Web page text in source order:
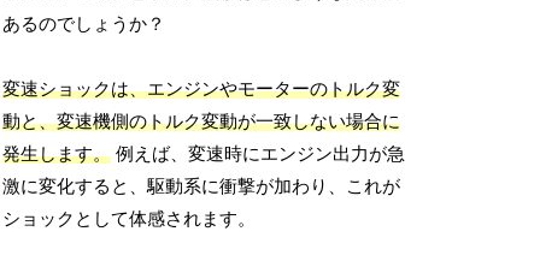
あるのでしょうか？
変速ショックは、エンジンやモーターのトルク変
動と、変速機側のトルク変動が一致しない場合に
発生します。 例えば、変速時にエンジン出力が急
激に変化すると、駆動系に衝撃が加わり、これが
ショックとして体感されます。